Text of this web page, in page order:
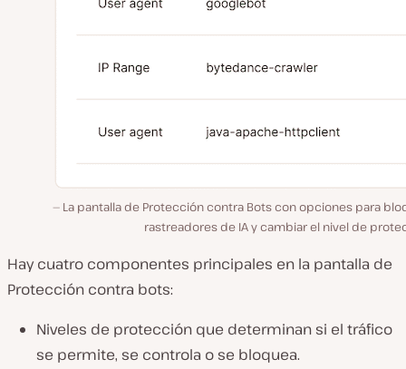
La pantalla de Protección contra Bots con opciones para
rastreadores de IA y cambiar el nivel de
Hay cuatro componentes principales en la pantalla de
Protección contra bots:
Niveles de protección que determinan si el tráfico
se permite, se controla o se bloquea.